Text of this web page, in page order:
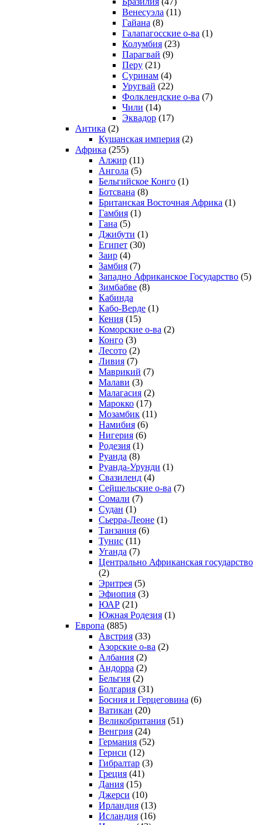
Венесуэла (11)
Гайана (8)
Галапагосские о-ва (1)
Колумбия (23)
Парагвай (9)
Перу (21)
Суринам (4)
Уругвай (22)
Фолклендские о-ва (7)
Чили (14)
Эквадор (17)
Антика (2)
Кушанская империя (2)
Африка (255)
Алжир (11)
Ангола (5)
Бельгийское Конго (1)
Ботсвана (8)
Британская Восточная Африка (1)
Гамбия (1)
Гана (5)
Джибути (1)
Египет (30)
Заир (4)
Замбия (7)
Западно Африканское Государство (5)
Зимбабве (8)
Кабинда
Кабо-Верде (1)
Кения (15)
Коморские о-ва (2)
Конго (3)
Лесото (2)
Ливия (7)
Маврикий (7)
Малави (3)
Малагасия (2)
Марокко (17)
Мозамбик (11)
Намибия (6)
Нигерия (6)
Родезия (1)
Руанда (8)
Руанда-Урунди (1)
Свазиленд (4)
Сейшельские о-ва (7)
Сомали (7)
Судан (1)
Сьерра-Леоне (1)
Танзания (6)
Тунис (11)
Уганда (7)
Центрально Африканская государство
(2)
Эритрея (5)
Эфиопия (3)
ЮАР (21)
Южная Родезия (1)
Европа (885)
Австрия (33)
Азорские о-ва (2)
Албания (2)
Андорра (2)
Бельгия (2)
Болгария (31)
Босния и Герцеговина (6)
Ватикан (20)
Великобритания (51)
Венгрия (24)
Германия (52)
Гернси (12)
Гибралтар (3)
Греция (41)
Дания (15)
Джерси (10)
Ирландия (13)
Исландия (16)